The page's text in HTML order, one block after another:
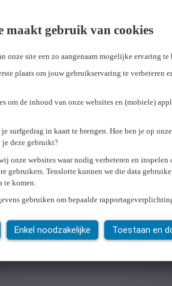
maakt gebruik van cookies
onze site een zo aangenaam mogelijke ervaring te
plaats om jouw gebruikservaring te verbeteren
om de inhoud van onze websites en (mobiele)
surfgedrag in kaart te brengen. Hoe ben je op
je deze gebruikt?
onze websites waar nodig verbeteren en inspelen
gebruikers. Tenslotte kunnen we die data
komen.
gebruiken om bepaalde
Enkel noodzakelijke Toestaan en